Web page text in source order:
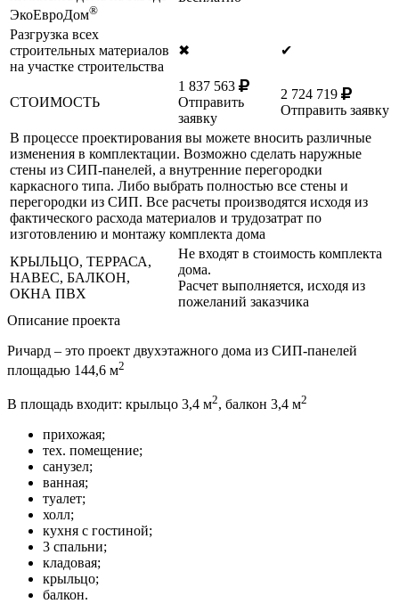
ЭкоЕвроДом®
Разгрузка всех
строительных материалов
на участке строительства
✖ ✔
СТОИМОСТЬ
1 837 563
Отправить
заявку
2 724 719
Отправить заявку
В процессе проектирования вы можете вносить различные
изменения в комплектации. Возможно сделать наружные
стены из СИП-панелей, а внутренние перегородки
каркасного типа. Либо выбрать полностью все стены и
перегородки из СИП. Все расчеты производятся исходя из
фактического расхода материалов и трудозатрат по
изготовлению и монтажу комплекта дома
КРЫЛЬЦО, ТЕРРАСА,
НАВЕС, БАЛКОН,
ОКНА ПВХ
Не входят в стоимость комплекта
дома.
Расчет выполняется, исходя из
пожеланий заказчика
Описание проекта
Ричард – это проект двухэтажного дома из СИП-панелей
площадью 144,6 м2
В площадь входит: крыльцо 3,4 м2, балкон 3,4 м2
прихожая;
тех. помещение;
санузел;
ванная;
туалет;
холл;
кухня с гостиной;
3 спальни;
кладовая;
крыльцо;
балкон.